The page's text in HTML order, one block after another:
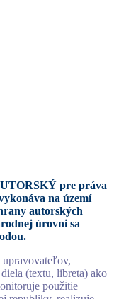
pre práva
na území
autorských
úrovni sa
(textu, libreta) ako
použitie